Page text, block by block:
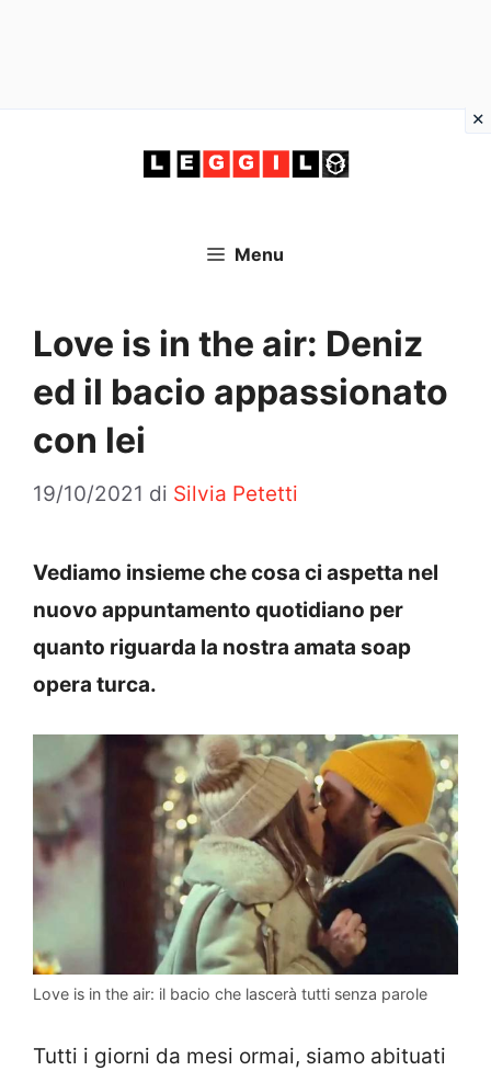
Menu
Love is in the air: Deniz
ed il bacio appassionato
con lei
19/10/2021 di Silvia Petetti
Vediamo insieme che cosa ci aspetta nel
nuovo appuntamento quotidiano per
quanto riguarda la nostra amata soap
opera turca.
Love is in the air: il bacio che lascerà tutti senza parole
Tutti i giorni da mesi ormai, siamo abituati